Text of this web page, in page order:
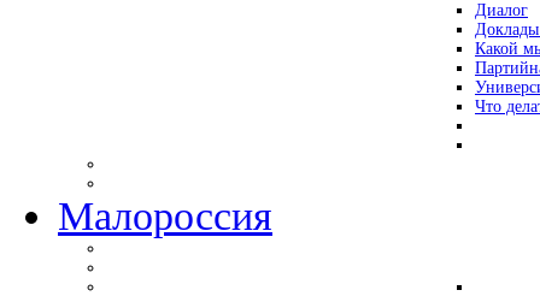
Диалог
Какой
Что
Малороссия